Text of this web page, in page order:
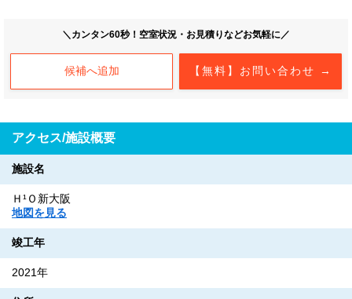
＼カンタン60秒！空室状況・お見積りなどお気軽に／
【無料】お問い合わせ →
候補へ追加
アクセス/施設概要
施設名
Ｈ¹Ｏ新大阪
地図を見る
竣工年
2021年